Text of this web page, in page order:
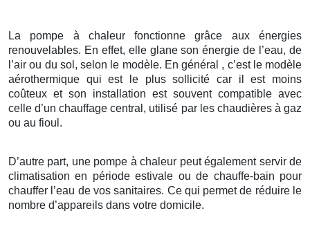
La pompe à chaleur fonctionne grâce aux énergies
renouvelables. En effet, elle glane son énergie de l’eau, de
l’air ou du sol, selon le modèle. En général , c’est le modèle
aérothermique qui est le plus sollicité car il est moins
coûteux et son installation est souvent compatible avec
celle d’un chauffage central, utilisé par les chaudières à gaz
ou au fioul.
D’autre part, une pompe à chaleur peut également servir de
climatisation en période estivale ou de chauffe-bain pour
chauffer l’eau de vos sanitaires. Ce qui permet de réduire le
nombre d’appareils dans votre domicile.